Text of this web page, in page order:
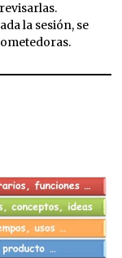
la sesión, se